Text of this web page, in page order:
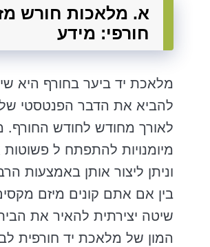
א. מלאכות חורש
חורפי: מידע
מלאכת יד ביער בחורף היא
להביא את הדבר הפנטסטי
לאורך מחודש לחודש החורף.
מיומנויות להתפתח ל פשוטות
וניתן ליצור אותן באמצעות
בין אם אתם קונים מיזם
שיטה יצירתית להאיר את
המון של מלאכת יד חורפית